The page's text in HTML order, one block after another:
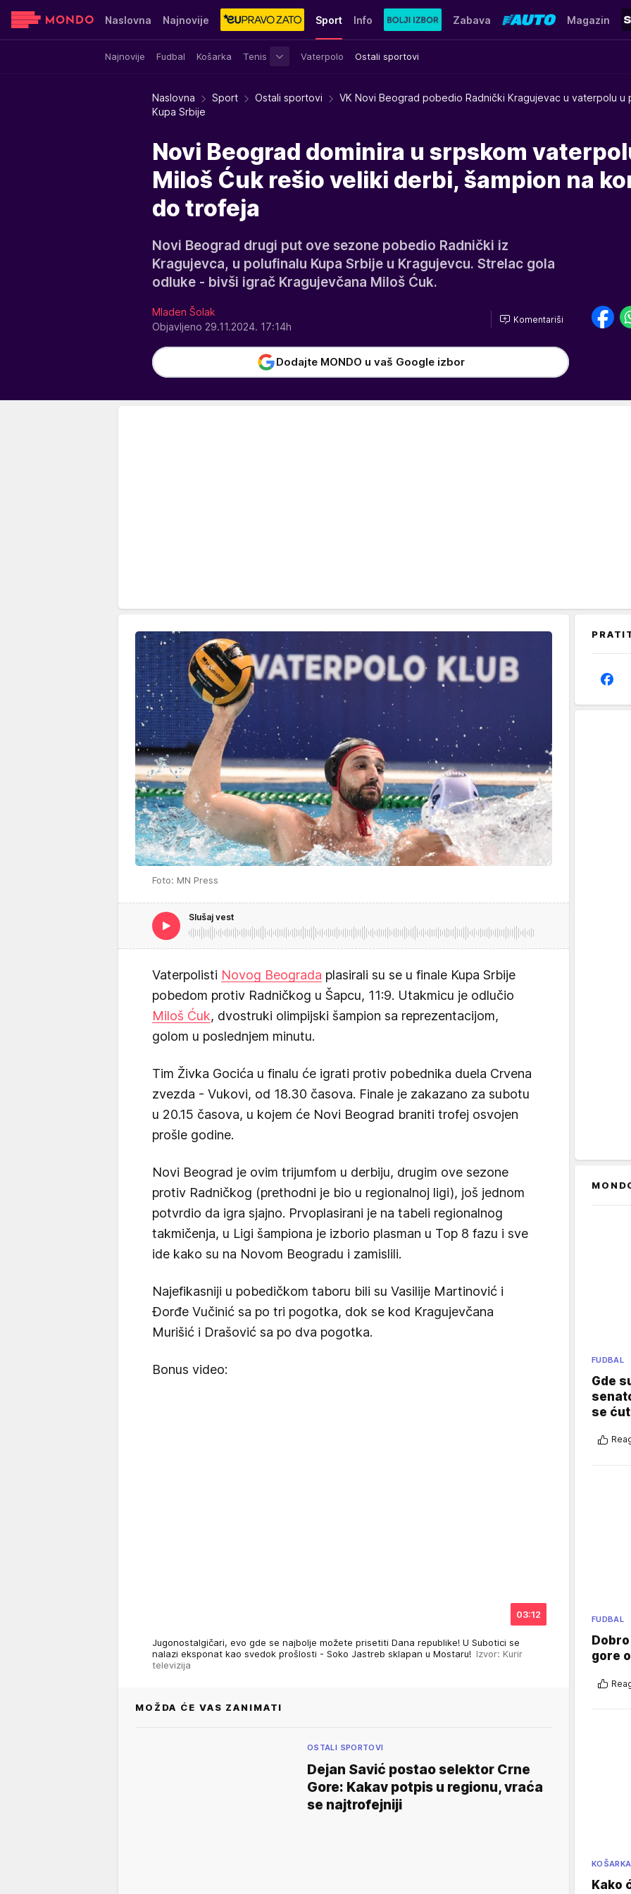
Naslovna Najnovije Sport
Najnovije Fudbal Košarka Tenis Vaterpolo Ostali sportovi
Info Zabava Magazin
Sensa Stvar ukusa Yumama
Naslovna Sport Ostali sportovi
VK Novi Beograd pobedio Radnički Kragujevac u vaterpolu u
Kupa Srbije
Novi Beograd dominira u srpskom
Miloš Ćuk rešio veliki derbi, šampion na
do trofeja
Novi Beograd drugi put ove sezone pobedio Radnički iz
Kragujevca, u polufinalu Kupa Srbije u Kragujevcu. Strelac gola
odluke - bivši igrač Kragujevčana Miloš Ćuk.
Mladen Šolak
Objavljeno 29.11.2024. 17:14h
Komentariši
Dodajte MONDO u vaš Google izbor
Foto: MN Press
Slušaj vest
Vaterpolisti Novog Beograda plasirali su se u finale Kupa Srbije
pobedom protiv Radničkog u Šapcu, 11:9. Utakmicu je odlučio
Miloš Ćuk, dvostruki olimpijski šampion sa reprezentacijom,
golom u poslednjem minutu.
Tim Živka Gocića u finalu će igrati protiv pobednika duela Crvena
zvezda - Vukovi, od 18.30 časova. Finale je zakazano za subotu
u 20.15 časova, u kojem će Novi Beograd braniti trofej osvojen
prošle godine.
Novi Beograd je ovim trijumfom u derbiju, drugim ove sezone
protiv Radničkog (prethodni je bio u regionalnoj ligi), još jednom
potvrdio da igra sjajno. Prvoplasirani je na tabeli regionalnog
takmičenja, u Ligi šampiona je izborio plasman u Top 8 fazu i sve
ide kako su na Novom Beogradu i zamislili.
Najefikasniji u pobedičkom taboru bili su Vasilije Martinović i
Đorđe Vučinić sa po tri pogotka, dok se kod Kragujevčana
Murišić i Drašović sa po dva pogotka.
Bonus video:
03:12
Jugonostalgičari, evo gde se najbolje možete prisetiti Dana republike! U Subotici se
nalazi eksponat kao svedok prošlosti - Soko Jastreb sklapan u Mostaru! Izvor: Kurir
televizija
MOŽDA ĆE VAS ZANIMATI
OSTALI SPORTOVI
Dejan Savić postao selektor Crne
Gore: Kakav potpis u regionu, vraća
se najtrofejniji
FUDBAL
Gde
se
FUDBAL
gore
KOŠARKA
Kako